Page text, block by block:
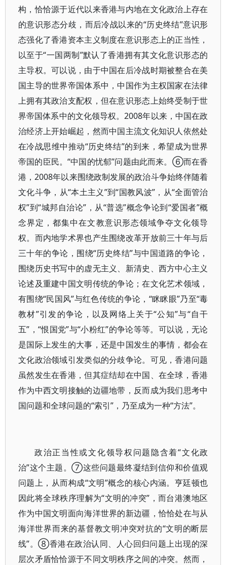
构，恰恰源于近代以来香港与内地在文化政治上存在
的意识形态分歧，而后冷战以来的“历史终结”意识形
态强化了香港资本主义制度在意识形态上的正当性，
以至于“一国两制”默认了香港拥有其文化意识形态的
主导权。可以说，由于中国在后冷战时期被整合在美
国主导的世界帝国体系中，中国作为主权国家在法律
上拥有其政治支配权，但在意识形态上始终受制于世
界帝国体系中的文化领导权。2008年以来，中国在政
治经济上开始崛起，然而中国主流文化知识人依然处
在冷战思维中推动“历史终结”的到来，希望成为世界
帝国的臣民。“中国的忧郁”问题由此而来。⑥而在香
港，2008年以来围绕政制发展的政治斗争始终伴随着
文化斗争，从“本土主义”到“国教风波”，从“全面管治
权”到“城邦自治论”，从“普选”概念争论到“爱国者”概
念界定，都集中在文教意识形态领域争夺文化领导
权。而内地学术界也产生围绕改革开放前三十年与后
三十年的争论，围绕“历史终结”与中国道路的争论，
围绕历史书写中的虚无主义、新清史、西方中心主义
论述及重建中国文明传统的争论；在文化艺术领域，
有围绕“民国风”与红色传统的争论，“眯眯眼”乃至“毒
教材”引发的争论，以及网络上关于“公知”与“自干
五”，“恨国党”与“小粉红”的争论等等。可以说，无论
是国际上发生的大事，还是中国发生的事情，都会在
文化政治领域引发类似的分歧争论。可见，香港问题
虽然发生在香港，但其症结却在中国、在全球，香港
作为中西文明接触的边疆地带，反而成为我们思考中
国问题和全球问题的“索引”，乃至成为一种“方法”。
政治正当性或文化领导权问题隐含着“文化政
治”这个主题。⑦这些问题最终凝结到信仰和价值观
问题上，从而构成“文明”概念的核心内涵。亨廷顿也
因此将全球秩序理解为“文明的冲突”，而台港澳地区
作为中国文明面向海洋世界的新边疆，恰恰处在与从
海洋世界而来的基督教文明冲突对抗的“文明的断层
线”。⑧香港在政治认同、人心回归问题上出现的深
层次矛盾恰恰源于不同文明秩序之间的冲突。然而，